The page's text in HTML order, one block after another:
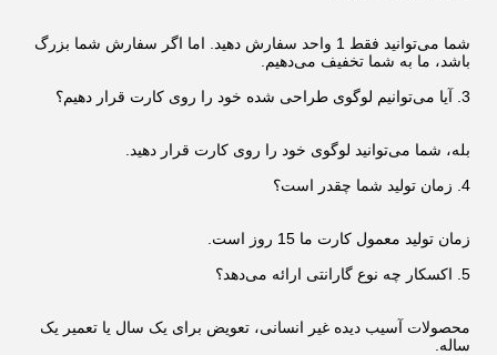
شما می‌توانید فقط 1 واحد سفارش دهید. اما اگر سفارش شما بزرگ
باشد، ما به شما تخفیف می‌دهیم.
3. آیا می‌توانیم لوگوی طراحی شده خود را روی کارت قرار دهیم؟
بله، شما می‌توانید لوگوی خود را روی کارت قرار دهید.
4. زمان تولید شما چقدر است؟
زمان تولید معمول کارت ما 15 روز است.
5. اکسکار چه نوع گارانتی ارائه می‌دهد؟
محصولات آسیب دیده غیر انسانی، تعویض برای یک سال یا تعمیر یک
ساله.